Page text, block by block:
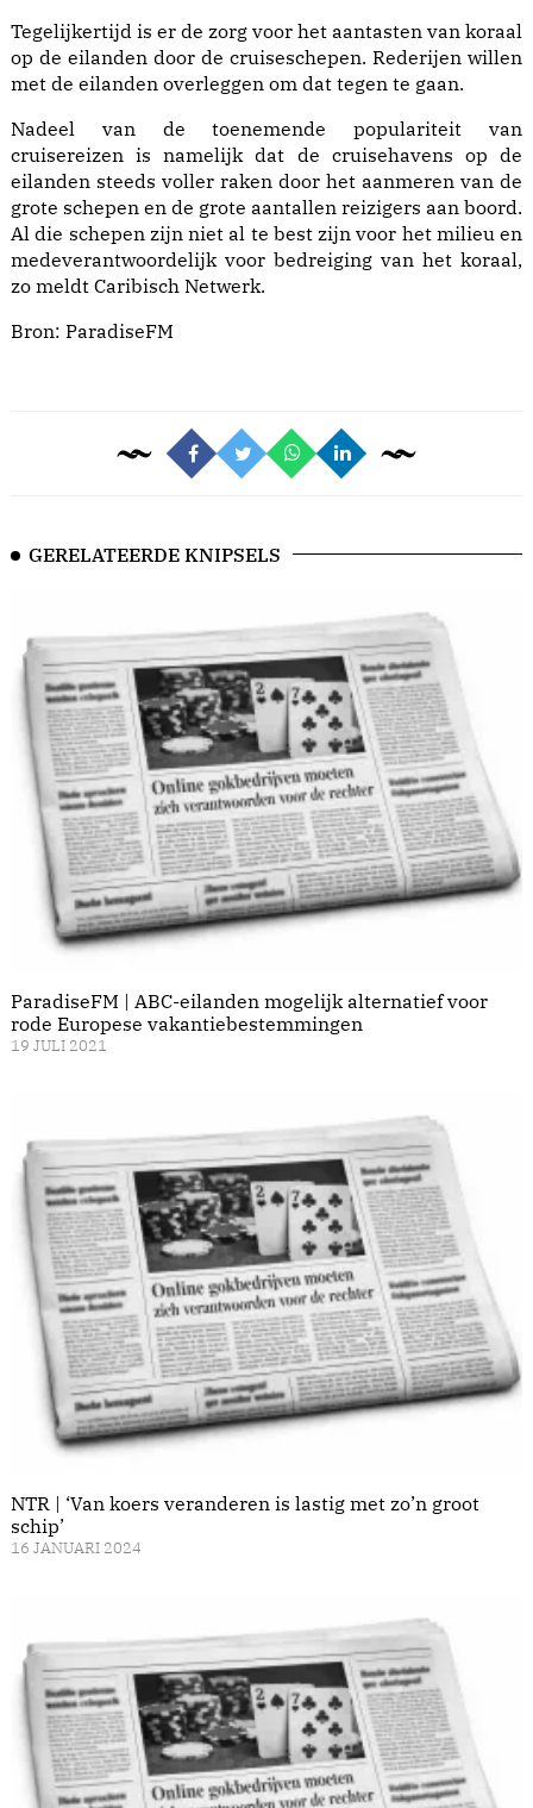
Tegelijkertijd is er de zorg voor het aantasten van koraal
op de eilanden door de cruiseschepen. Rederijen willen
met de eilanden overleggen om dat tegen te gaan.
Nadeel van de toenemende populariteit van
cruisereizen is namelijk dat de cruisehavens op de
eilanden steeds voller raken door het aanmeren van de
grote schepen en de grote aantallen reizigers aan boord.
Al die schepen zijn niet al te best zijn voor het milieu en
medeverantwoordelijk voor bedreiging van het koraal,
zo meldt Caribisch Netwerk.
Bron: ParadiseFM
GERELATEERDE KNIPSELS
ParadiseFM | ABC-eilanden mogelijk alternatief voor
rode Europese vakantiebestemmingen
19 JULI 2021
NTR | ‘Van koers veranderen is lastig met zo’n groot
schip’
16 JANUARI 2024